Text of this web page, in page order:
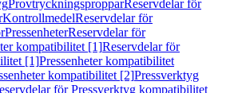
ProvtryckningspropparReservdelar för
KontrollmedelReservdelar för
PressenheterReservdelar för
kompatibilitet [1]Reservdelar för
[1]Pressenheter kompatibilitet
kompatibilitet [2]Pressverktyg
för Pressverktyg kompatibilitet